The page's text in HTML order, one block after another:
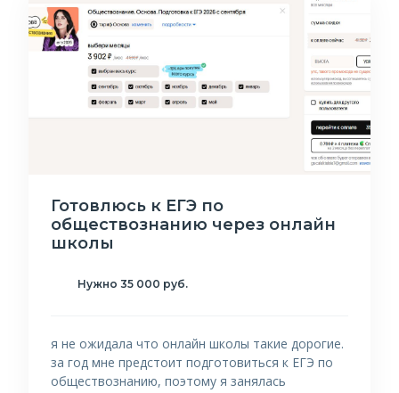
Готовлюсь к ЕГЭ по
обществознанию через онлайн
школы
Нужно 35 000 руб.
я не ожидала что онлайн школы такие дорогие.
за год мне предстоит подготовиться к ЕГЭ по
обществознанию, поэтому я занялась